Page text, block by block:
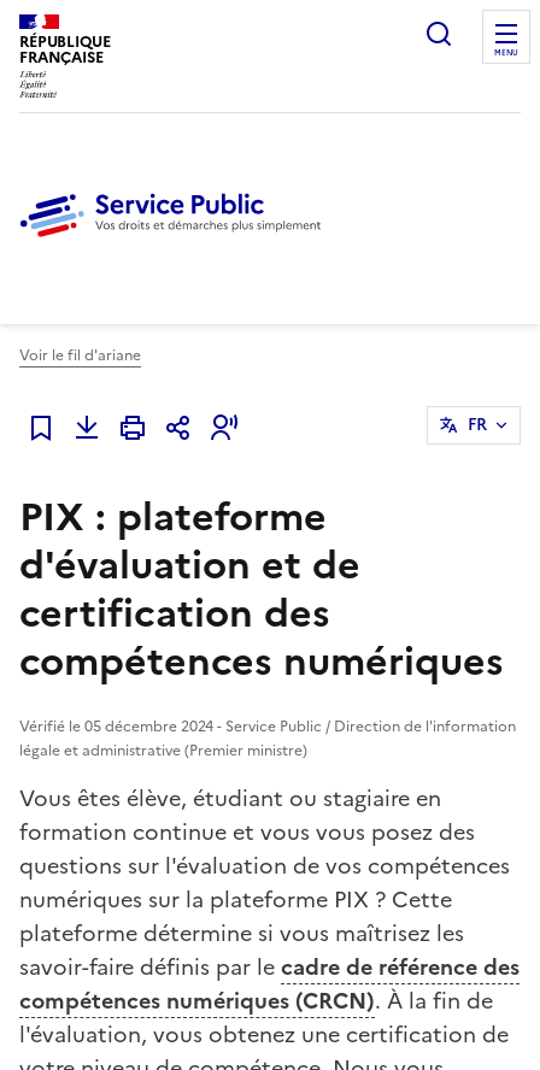
RÉPUBLIQUE
FRANÇAISE
Ouvrir
MENU
Voir le fil d'ariane
Ajouter à mes favoris
FR
PIX : plateforme
d'évaluation et de
certification des
compétences numériques
Vérifié le 05 décembre 2024 - Service Public / Direction de l'information
légale et administrative (Premier ministre)
Vous êtes élève, étudiant ou stagiaire en
formation continue et vous vous posez des
questions sur l'évaluation de vos compétences
numériques sur la plateforme PIX ? Cette
plateforme détermine si vous maîtrisez les
savoir-faire définis par lecadre de référence des
compétences numériques (CRCN). À la fin de
l'évaluation, vous obtenez une certification de